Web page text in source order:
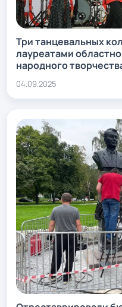
Три танцевальных
лауреатами
народного
04.09.2025